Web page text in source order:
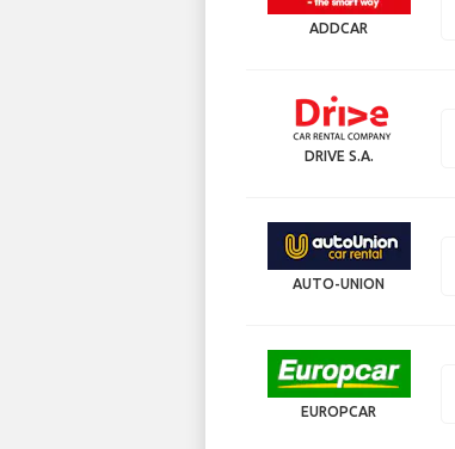
ADDCAR
DRIVE S.A.
AUTO-UNION
EUROPCAR